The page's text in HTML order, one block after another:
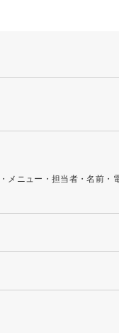
ニュー・担当者・名前・